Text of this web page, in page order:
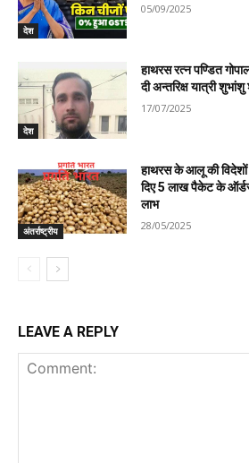
देश
05/09/2025
देश
हाथरस रत्न पण्डित
दी अन्तरिक्ष यात्री
17/07/2025
अंतर्राष्ट्रीय
हाथरस के आलू की
दिए 5 लाख पैकेट के ऑर्डर
लाभ
28/05/2025
LEAVE A REPLY